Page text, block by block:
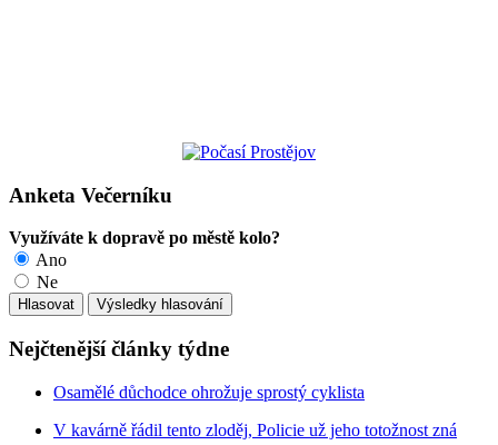
Anketa Večerníku
Využíváte k dopravě po městě kolo?
Ano
Ne
Nejčtenější články týdne
Osamělé důchodce ohrožuje sprostý cyklista
V kavárně řádil tento zloděj, Policie už jeho totožnost zná